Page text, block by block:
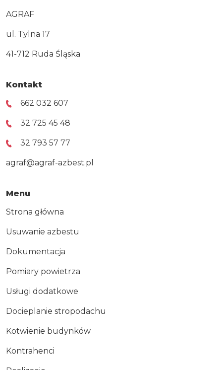
AGRAF
ul. Tylna 17
41-712 Ruda Śląska
Kontakt
662 032 607
32 725 45 48
32 793 57 77
agraf@agraf-azbest.pl
Menu
Strona główna
Usuwanie azbestu
Dokumentacja
Pomiary powietrza
Usługi dodatkowe
Docieplanie stropodachu
Kotwienie budynków
Kontrahenci